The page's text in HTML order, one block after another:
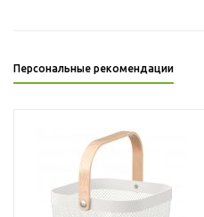
Персональные рекомендации